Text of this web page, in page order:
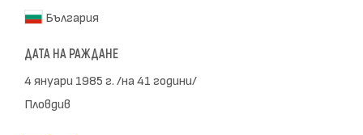
България
ДАТА НА РАЖДАНЕ
4 януари 1985 г. /на 41 години/
Пловдив